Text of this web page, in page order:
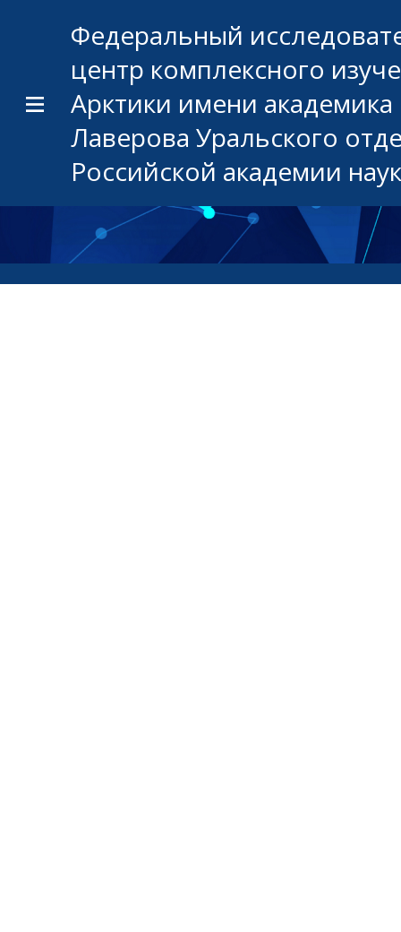
Федеральный
центр комплексного
Арктики имени
Лаверова Уральского
Российской академии наук